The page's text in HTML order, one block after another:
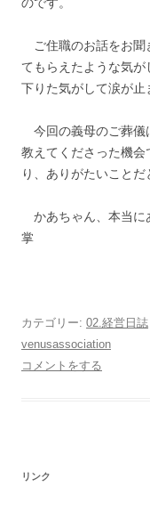
ご住職のお話をお聞
てもらえたような気
下りた気がして涙が止
今回の義母のご葬儀
教えてくださった機
り、ありがたいことだ
かあちゃん、本当に
掌
カテゴリー: 02.経営日誌
venusassociation
コメントをする
リンク